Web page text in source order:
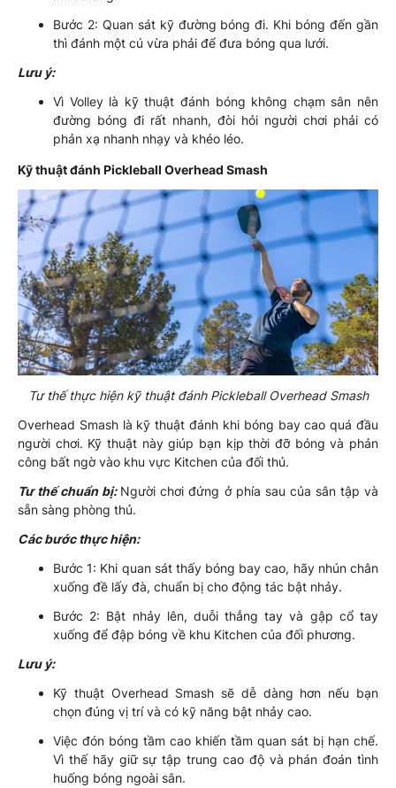
Bước 2: Quan sát kỹ đường bóng đi. Khi bóng đến gần
thì đánh một cú vừa phải để đưa bóng qua lưới.
Lưu ý:
Vì Volley là kỹ thuật đánh bóng không chạm sân nên
đường bóng đi rất nhanh, đòi hỏi người chơi phải có
phản xạ nhanh nhạy và khéo léo.
Kỹ thuật đánh Pickleball Overhead Smash
Tư thế thực hiện kỹ thuật đánh Pickleball Overhead Smash
Overhead Smash là kỹ thuật đánh khi bóng bay cao quá đầu
người chơi. Kỹ thuật này giúp bạn kịp thời đỡ bóng và phản
công bất ngờ vào khu vực Kitchen của đối thủ.
Tư thế chuẩn bị: Người chơi đứng ở phía sau của sân tập và
sẵn sàng phòng thủ.
Các bước thực hiện:
Bước 1: Khi quan sát thấy bóng bay cao, hãy nhún chân
xuống đề lấy đà, chuẩn bị cho động tác bật nhảy.
Bước 2: Bật nhảy lên, duỗi thẳng tay và gập cổ tay
xuống để đập bóng về khu Kitchen của đối phương.
Lưu ý:
Kỹ thuật Overhead Smash sẽ dễ dàng hơn nếu bạn
chọn đúng vị trí và có kỹ năng bật nhảy cao.
Việc đón bóng tầm cao khiến tầm quan sát bị hạn chế.
Vì thế hãy giữ sự tập trung cao độ và phán đoán tình
huống bóng ngoài sân.